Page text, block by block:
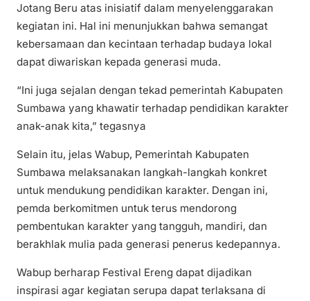
Jotang Beru atas inisiatif dalam menyelenggarakan
kegiatan ini. Hal ini menunjukkan bahwa semangat
kebersamaan dan kecintaan terhadap budaya lokal
dapat diwariskan kepada generasi muda.
“Ini juga sejalan dengan tekad pemerintah Kabupaten
Sumbawa yang khawatir terhadap pendidikan karakter
anak-anak kita,” tegasnya
Selain itu, jelas Wabup, Pemerintah Kabupaten
Sumbawa melaksanakan langkah-langkah konkret
untuk mendukung pendidikan karakter. Dengan ini,
pemda berkomitmen untuk terus mendorong
pembentukan karakter yang tangguh, mandiri, dan
berakhlak mulia pada generasi penerus kedepannya.
Wabup berharap Festival Ereng dapat dijadikan
inspirasi agar kegiatan serupa dapat terlaksana di